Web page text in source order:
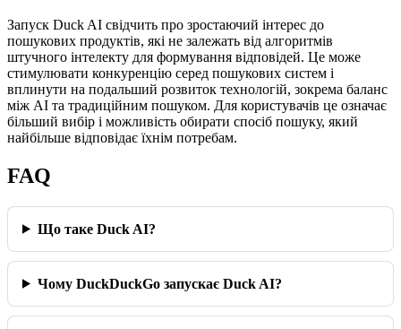
Запуск Duck AI свідчить про зростаючий інтерес до
пошукових продуктів, які не залежать від алгоритмів
штучного інтелекту для формування відповідей. Це може
стимулювати конкуренцію серед пошукових систем і
вплинути на подальший розвиток технологій, зокрема баланс
між AI та традиційним пошуком. Для користувачів це означає
більший вибір і можливість обирати спосіб пошуку, який
найбільше відповідає їхнім потребам.
FAQ
Що таке Duck AI?
Чому DuckDuckGo запускає Duck AI?